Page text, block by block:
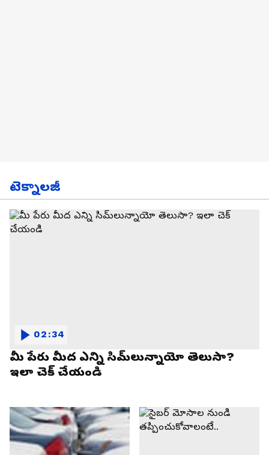
టెక్నాలజీ
మీ పేరు మీద ఎన్ని సిమ్‌లున్నాయో తెలుసా?
ఇలా చెక్ చేయండి
02:34